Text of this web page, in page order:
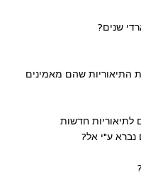
שנים?
שהם מאמינים
לתיאוריות חדשות
נברא ע"י אל?